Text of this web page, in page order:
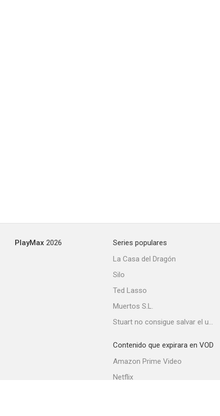
PlayMax 2026
Series populares
La Casa del Dragón
Silo
Ted Lasso
Muertos S.L.
Stuart no consigue salvar el universo
Contenido que expirara en VOD
Amazon Prime Video
Netflix